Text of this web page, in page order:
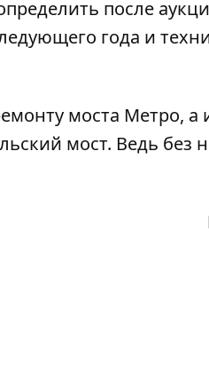
после
года и
моста Метро, а
мост. Ведь без